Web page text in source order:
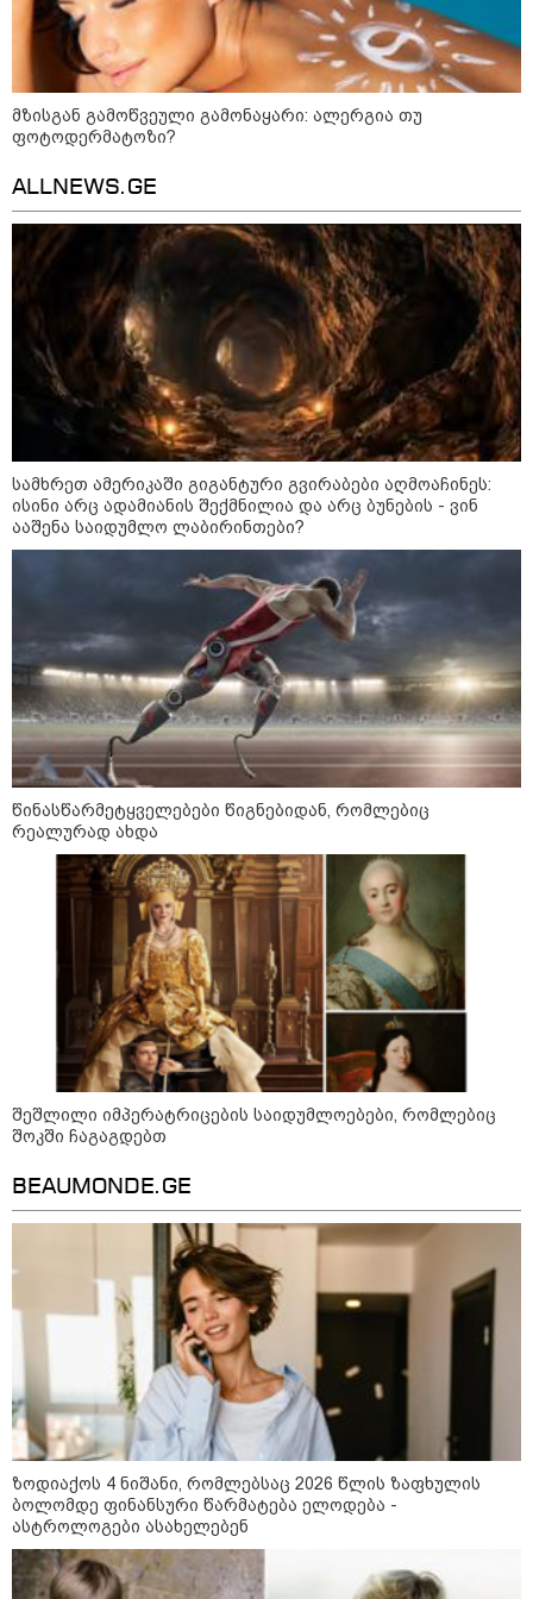
ფული ამ ზოდიაქოს ნიშნების
ხელში აღმოჩნდება: ვინ
გამდიდრდება?
როგორ ჩავიცვათ 40 წლის
შემდეგ: მილიონერების
სტილისტის 8 ოქროს წესი და
აუცილებელი სამოსი
მსოფლიო
09:52 / 07-08-2026
"რაკეტები ჩვენც გვჭირდება" - დონალდ
ტრამპი უკრაინისთვის Patriot-ის
რაკეტების გაგზავნაზე
23:40 / 07-08-2026
იტალიამ ყველა ქალაქში
განგაშის წითელი დონე
22:45 / 07-08-2026
14 წლის მოზარდმა საკუთარი
პაპა და ბებია მოკლა, შემდეგ კი
სკოლაში ცეცხლი გახსნა - რა
დეტალები ხდება ცნობილი
ბანგკოკში მომხდარი
ტრაგედიიდან
13:24 / 07-08-2026
ევროპაში საწვავის ფასები
მკვეთრად შეიცვალა - რომელ
ქვეყნებშია ბენზინი ყველაზე
ძვირი და ყველაზე იაფი
მკვლელობა პირდაპირ ეთერში:
მზისგან გამოწვეული გამონაყარი: ალერგია თუ
ფოტოდერმატოზი?
ALLNEWS.GE
სამხრეთ ამერიკაში გიგანტური გვირაბები აღმოაჩინეს:
ისინი არც ადამიანის შექმნილია და არც ბუნების - ვინ
ააშენა საიდუმლო ლაბირინთები?
წინასწარმეტყველებები წიგნებიდან, რომლებიც
რეალურად ახდა
შეშლილი იმპერატრიცების საიდუმლოებები, რომლებიც
შოკში ჩაგაგდებთ
BEAUMONDE.GE
ზოდიაქოს 4 ნიშანი, რომლებსაც 2026 წლის ზაფხულის
ბოლომდე ფინანსური წარმატება ელოდება -
ასტროლოგები ასახელებენ